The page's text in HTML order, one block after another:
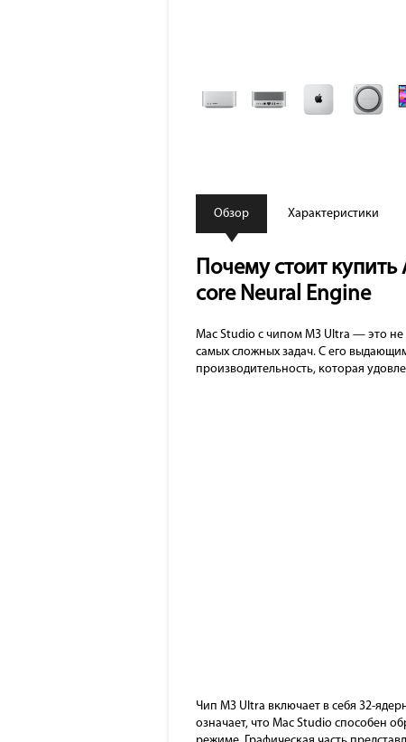
Обзор Характеристики
Почему стоит купить
core Neural Engine
Mac Studio с чипом M3 Ultra — это
самых сложных задач. С его
производительность, которая
Чип M3 Ultra включает в себя 32-
означает, что Mac Studio способен